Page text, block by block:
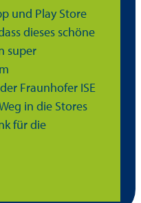
und Play Store
dieses schöne
super
Fraunhofer ISE
in die Stores
für die